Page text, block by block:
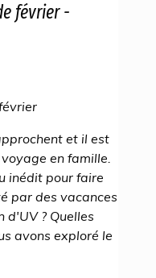
février -
et il est
en famille.
inédit pour faire
par des vacances
d'UV ? Quelles
avons exploré le